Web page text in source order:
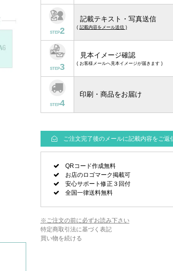
STEP2
記載テキスト・写真送信
( 記載内容をメール送信 )
STEP3
見本イメージ確認
( お客様メールへ見本イメージが届きます )
STEP4
印刷・商品をお届け
ご注文完了後のメールに記載内容をご返
QRコード作成無料
お店のロゴマーク掲載可
安心サポート修正３回付
全国一律送料無料
※ご注文の前に必ずお読み下さい
特定商取引法に基づく表記
買い物を続ける